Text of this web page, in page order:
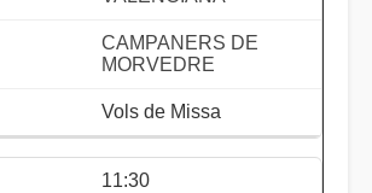
CAMPANERS DE
MORVEDRE
Vols de Missa
11:30